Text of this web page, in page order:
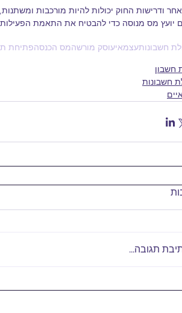
ודרישות החוק יכולות להיות מורכבות
יועץ מס מנוסה כדי להבטיח את התאמת הפעילות
חשבונותעצמאיעוסק מורשהמס הכנסהפתיחת
חשבון
חשבונות
תגובה...